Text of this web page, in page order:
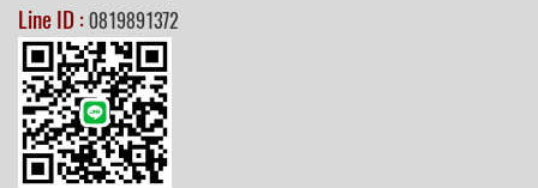
Line ID :0819891372